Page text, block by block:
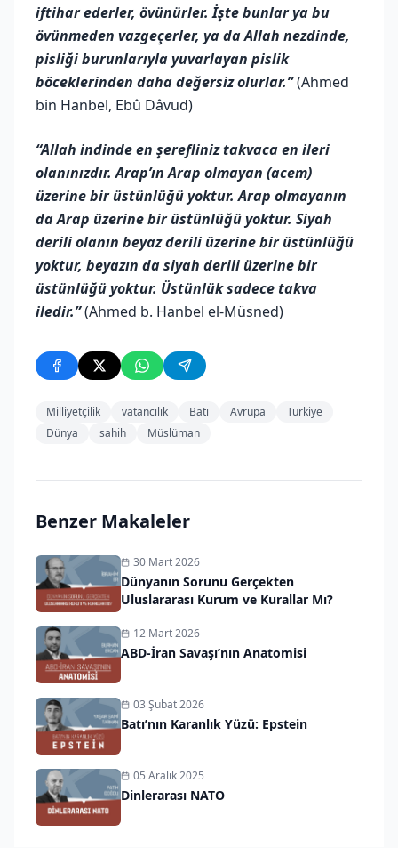
iftihar ederler, övünürler. İşte bunlar ya bu
övünmeden vazgeçerler, ya da Allah nezdinde,
pisliği burunlarıyla yuvarlayan pislik
böceklerinden daha değersiz olurlar.”(Ahmed
bin Hanbel, Ebû Dâvud)
“Allah indinde en şerefliniz takvaca en ileri
olanınızdır. Arap’ın Arap olmayan (acem)
üzerine bir üstünlüğü yoktur. Arap olmayanın
da Arap üzerine bir üstünlüğü yoktur. Siyah
derili olanın beyaz derili üzerine bir üstünlüğü
yoktur, beyazın da siyah derili üzerine bir
üstünlüğü yoktur. Üstünlük sadece takva
iledir.”(Ahmed b. Hanbel el-Müsned)
Milliyetçilik vatancılık Batı Avrupa
Türkiye
Dünya
sahih Müslüman
Benzer Makaleler
30 Mart 2026
Dünyanın Sorunu Gerçekten
Uluslararası Kurum ve Kurallar Mı?
12 Mart 2026
ABD-İran Savaşı’nın Anatomisi
03 Şubat 2026
Batı’nın Karanlık Yüzü: Epstein
05 Aralık 2025
Dinlerarası NATO